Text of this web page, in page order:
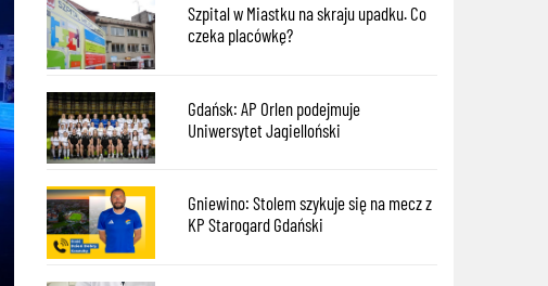
Szpital w Miastku na skraju upadku. Co
czeka placówkę?
Gdańsk: AP Orlen podejmuje
Uniwersytet Jagielloński
Gniewino: Stolem szykuje się na mecz z
KP Starogard Gdański